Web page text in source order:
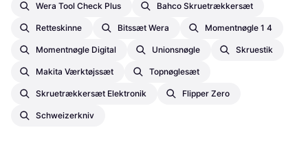
Wera Tool Check Plus Bahco Skruetrækkersæt
Retteskinne Bitssæt Wera Momentnøgle 1 4
Momentnøgle Digital Unionsnøgle Skruestik
Makita Værktøjssæt Topnøglesæt
Skruetrækkersæt Elektronik Flipper Zero
Schweizerkniv